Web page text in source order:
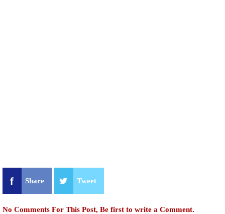
Share Tweet
No Comments For This Post, Be first to write a Comment.